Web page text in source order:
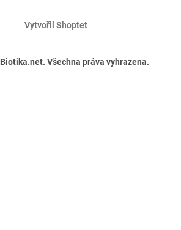
Vytvořil Shoptet
Biotika.net. Všechna práva vyhrazena.